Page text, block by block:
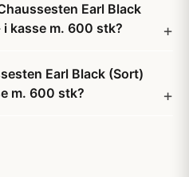
Earl Black
kasse m. 600 stk?
Earl Black (Sort)
m. 600 stk?